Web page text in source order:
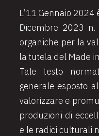
L’11 Gennaio
Dicembre 2023 n.
organiche per la
la tutela del Made
Tale testo
generale esposto
valorizzare e
produzioni di
e le radici culturali